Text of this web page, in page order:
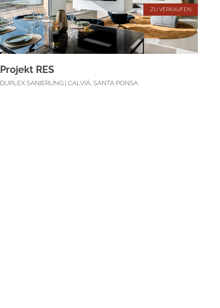
ZU VERKAUFEN
Projekt RES
DUPLEX SANIERUNG | CALVIÁ, SANTA PONSA